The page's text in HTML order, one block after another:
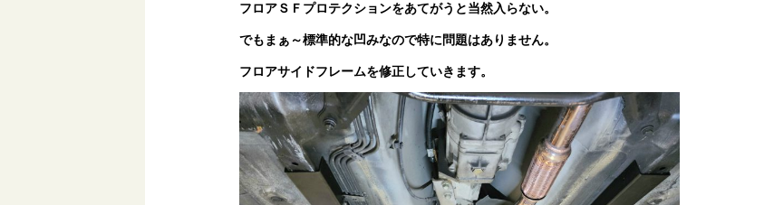
フロアＳＦプロテクションをあてがうと当然入らない。
でもまぁ～標準的な凹みなので特に問題はありません。
フロアサイドフレームを修正していきます。